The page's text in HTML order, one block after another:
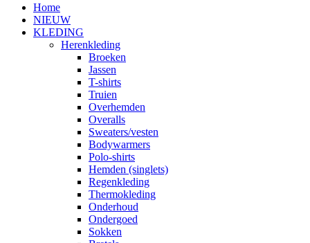
Home
NIEUW
KLEDING
Herenkleding
Broeken
Jassen
T-shirts
Truien
Overhemden
Overalls
Sweaters/vesten
Bodywarmers
Polo-shirts
Hemden (singlets)
Regenkleding
Thermokleding
Onderhoud
Ondergoed
Sokken